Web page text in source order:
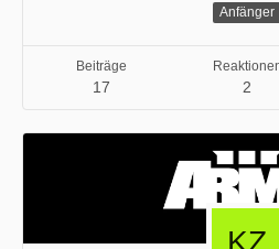
Anfänger
Beiträge
17 2